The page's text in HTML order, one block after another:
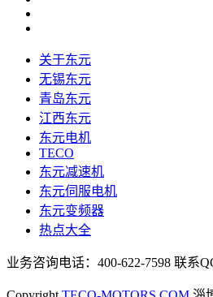
关于东元
无锡东元
青岛东元
江西东元
东元电机
TECO
东元减速机
东元伺服电机
东元变频器
热点大全
业务咨询电话：400-622-7598 联系